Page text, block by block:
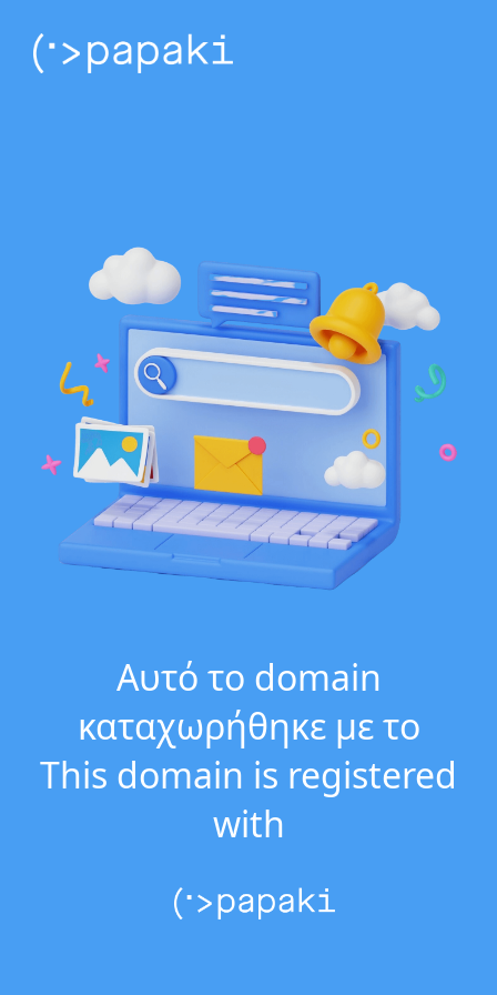
Αυτό το domain
καταχωρήθηκε με το
This domain is registered
with